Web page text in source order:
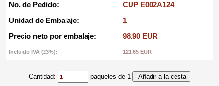
No. de Pedido:
CUP E002A124
Unidad de Embalaje:
1
Precio neto por embalaje:
98.90 EUR
Incluido IVA (23%): 121.65 EUR
Cantidad: paquetes de 1